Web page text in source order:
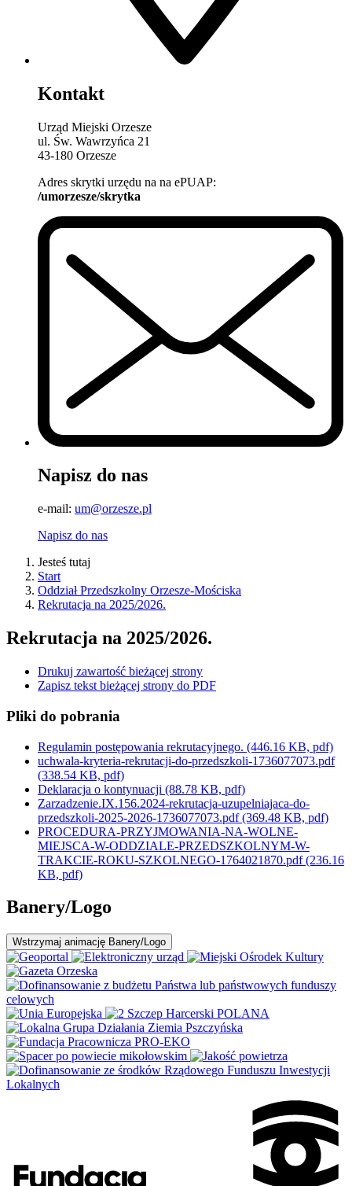
Kontakt
Urząd Miejski Orzesze
ul. Św. Wawrzyńca 21
43-180 Orzesze
Adres skrytki urzędu na na ePUAP:
/umorzesze/skrytka
Napisz do nas
e-mail: um@orzesze.pl
Napisz do nas
Jesteś tutaj
Start
Oddział Przedszkolny Orzesze-Mościska
Rekrutacja na 2025/2026.
Rekrutacja na 2025/2026.
Drukuj zawartość bieżącej strony
Zapisz tekst bieżącej strony do PDF
Pliki do pobrania
Regulamin postępowania rekrutacyjnego. (446.16 KB, pdf)
uchwala-kryteria-rekrutacji-do-przedszkoli-1736077073.pdf
(338.54 KB, pdf)
Deklaracja o kontynuacji (88.78 KB, pdf)
Zarzadzenie.IX.156.2024-rekrutacja-uzupelniajaca-do-
przedszkoli-2025-2026-1736077073.pdf(369.48 KB, pdf)
PROCEDURA-PRZYJMOWANIA-NA-WOLNE-
MIEJSCA-W-ODDZIALE-PRZEDSZKOLNYM-W-
TRAKCIE-ROKU-SZKOLNEGO-1764021870.pdf(236.16
KB, pdf)
Banery/Logo
Wstrzymaj animację Banery/Logo